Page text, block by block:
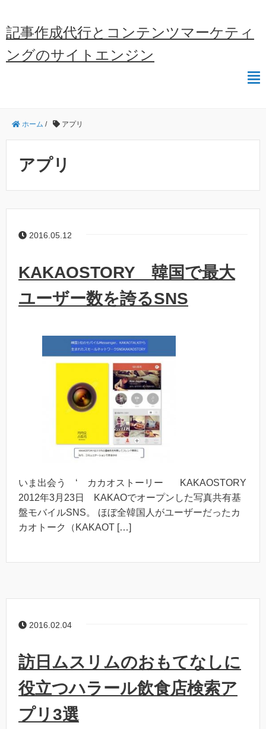
記事作成代行とコンテンツマーケティ
ングのサイトエンジン
ホーム / アプリ
アプリ
2016.05.12
KAKAOSTORY 韓国で最大
ユーザー数を誇るSNS
いま出会う ‘ カカオストーリー KAKAOSTORY
2012年3月23日 KAKAOでオープンした写真共有基
盤モバイルSNS。 ほぼ全韓国人がユーザーだったカ
カオトーク（KAKAOT […]
2016.02.04
訪日ムスリムのおもてなしに
役立つハラール飲食店検索ア
プリ3選